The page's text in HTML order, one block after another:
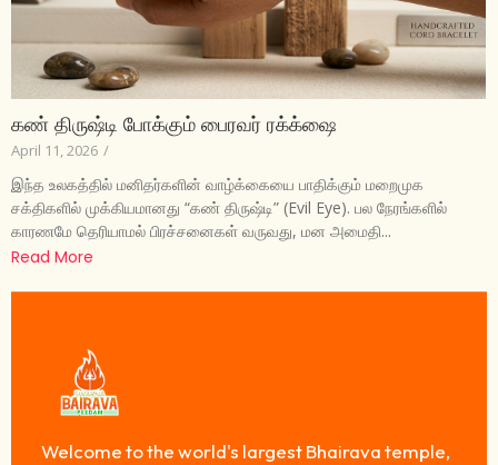
கண் திருஷ்டி போக்கும் பைரவர் ரக்க்ஷை
April 11, 2026 /
இந்த உலகத்தில் மனிதர்களின் வாழ்க்கையை பாதிக்கும் மறைமுக
சக்திகளில் முக்கியமானது “கண் திருஷ்டி” (Evil Eye). பல நேரங்களில்
காரணமே தெரியாமல் பிரச்சனைகள் வருவது, மன அமைதி...
Read More
Welcome to the world's largest Bhairava temple,